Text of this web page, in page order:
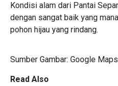
Kondisi alam dari Pantai
dengan sangat baik yang
pohon hijau yang rindang.
Sumber Gambar: Google
Read Also